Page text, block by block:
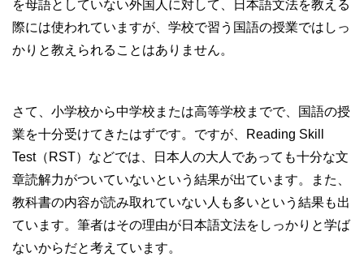
を母語としていない外国人に対して、日本語文法を教える
際には使われていますが、学校で習う国語の授業ではしっ
かりと教えられることはありません。
さて、小学校から中学校または高等学校までで、国語の授
業を十分受けてきたはずです。ですが、Reading Skill
Test（RST）などでは、日本人の大人であっても十分な文
章読解力がついていないという結果が出ています。また、
教科書の内容が読み取れていない人も多いという結果も出
ています。筆者はその理由が日本語文法をしっかりと学ば
ないからだと考えています。